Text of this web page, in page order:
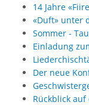
14 Jahre
«Duft» unter
Sommer -
Einladung
Der neue
Rückblick